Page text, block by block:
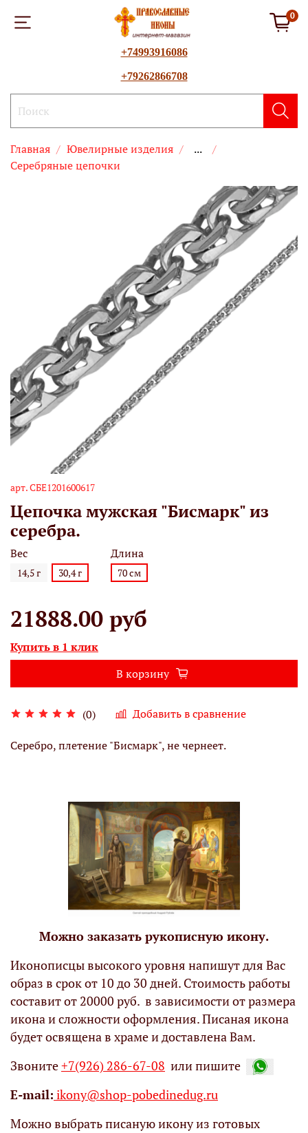
0
+74993916086
+79262866708
Главная Ювелирные изделия
...
Серебряные цепочки
арт.СБЕ1201600617
Цепочка мужская "Бисмарк" из
серебра.
(0) Добавить в сравнение
Вес
14,5 г 30,4 г
Длина
70 см
21888.00 руб
Купить в 1 клик
В корзину
Серебро, плетение "Бисмарк", не чернеет.
Можно заказать рукописную икону.
Иконописцы высокого уровня напишут для Вас
образ в срок от 10 до 30 дней. Стоимость работы
составит от 20000 руб. в зависимости от размера
икона и сложности оформления. Писаная икона
будет освящена в храме и доставлена Вам.
Звоните+7(926) 286-67-08 или пишите
Е-mail: ikony@shop-pobedinedug.ru
Можно выбрать писаную икону из готовых